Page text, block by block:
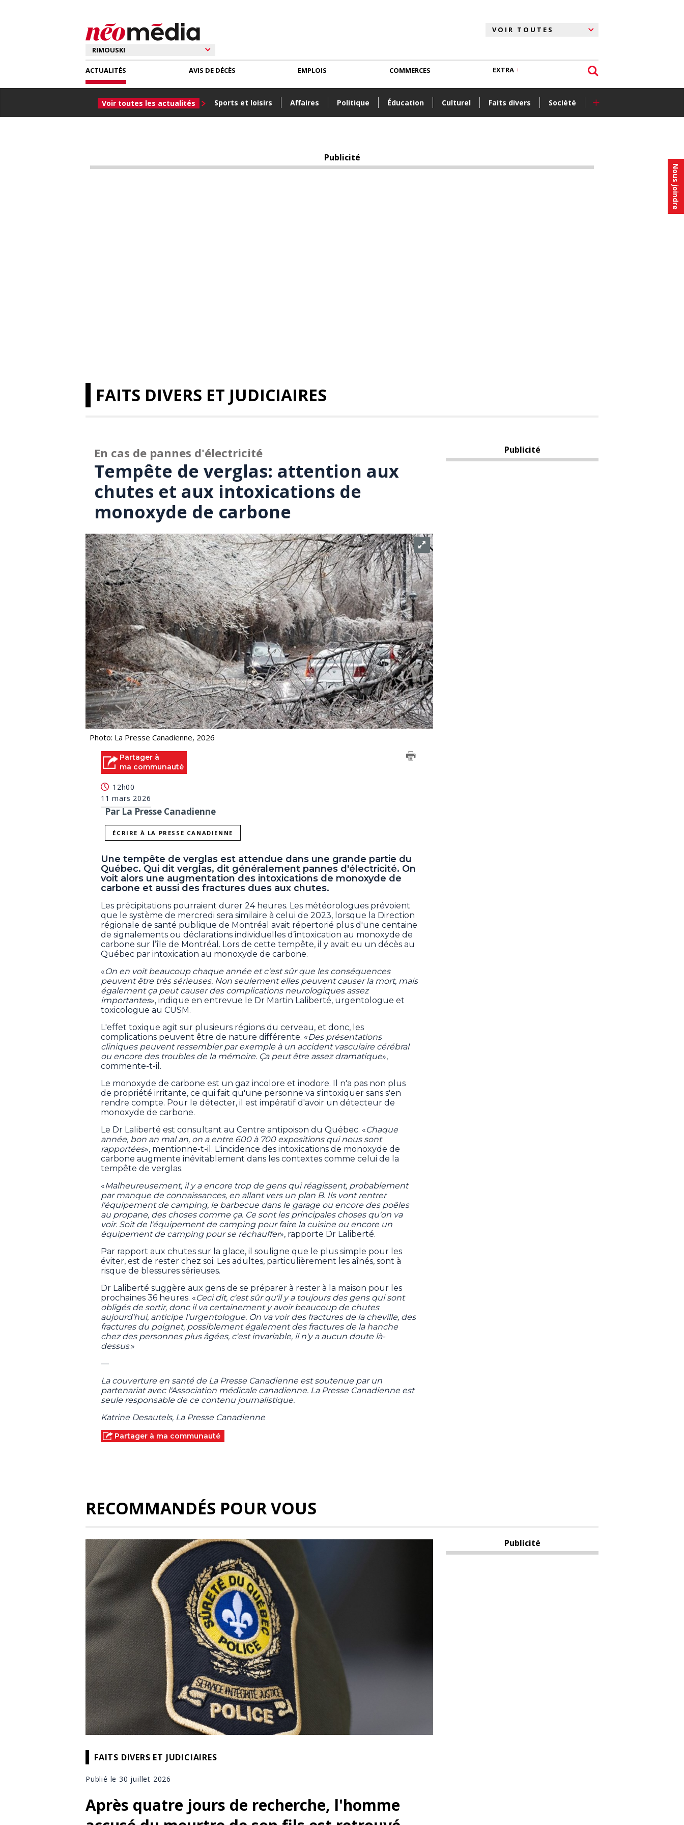
Nous joindre
ACTUALITÉS
Voir toutes les actualités Sports et loisirs Affaires Politique Éducation Culturel Faits divers Société +
AVIS DE DÉCÈS EMPLOIS COMMERCES EXTRA
Publicité
FAITS DIVERS ET JUDICIAIRES
En cas de pannes d'électricité
Tempête de verglas: attention aux
chutes et aux intoxications de
monoxyde de carbone
Photo: La Presse Canadienne, 2026
Partager à
ma communauté
12h00
11 mars 2026
Par La Presse Canadienne
ÉCRIRE À LA PRESSE CANADIENNE
Une tempête de verglas est attendue dans une grande partie du
Québec. Qui dit verglas, dit généralement pannes d'électricité. On
voit alors une augmentation des intoxications de monoxyde de
carbone et aussi des fractures dues aux chutes.
Les précipitations pourraient durer 24 heures. Les météorologues prévoient
que le système de mercredi sera similaire à celui de 2023, lorsque la Direction
régionale de santé publique de Montréal avait répertorié plus d'une centaine
de signalements ou déclarations individuelles d’intoxication au monoxyde de
carbone sur l’île de Montréal. Lors de cette tempête, il y avait eu un décès au
Québec par intoxication au monoxyde de carbone.
«On en voit beaucoup chaque année et c'est sûr que les conséquences
peuvent être très sérieuses. Non seulement elles peuvent causer la mort, mais
également ça peut causer des complications neurologiques assez
importantes», indique en entrevue le Dr Martin Laliberté, urgentologue et
toxicologue au CUSM.
L'effet toxique agit sur plusieurs régions du cerveau, et donc, les
complications peuvent être de nature différente. «Des présentations
cliniques peuvent ressembler par exemple à un accident vasculaire cérébral
ou encore des troubles de la mémoire. Ça peut être assez dramatique»,
commente-t-il.
Le monoxyde de carbone est un gaz incolore et inodore. Il n'a pas non plus
de propriété irritante, ce qui fait qu'une personne va s'intoxiquer sans s'en
rendre compte. Pour le détecter, il est impératif d'avoir un détecteur de
monoxyde de carbone.
Le Dr Laliberté est consultant au Centre antipoison du Québec. «Chaque
année, bon an mal an, on a entre 600 à 700 expositions qui nous sont
rapportées», mentionne-t-il. L'incidence des intoxications de monoxyde de
carbone augmente inévitablement dans les contextes comme celui de la
tempête de verglas.
«Malheureusement, il y a encore trop de gens qui réagissent, probablement
par manque de connaissances, en allant vers un plan B. Ils vont rentrer
l'équipement de camping, le barbecue dans le garage ou encore des poêles
au propane, des choses comme ça. Ce sont les principales choses qu'on va
voir. Soit de l'équipement de camping pour faire la cuisine ou encore un
équipement de camping pour se réchauffer», rapporte Dr Laliberté.
Par rapport aux chutes sur la glace, il souligne que le plus simple pour les
éviter, est de rester chez soi. Les adultes, particulièrement les aînés, sont à
risque de blessures sérieuses.
Dr Laliberté suggère aux gens de se préparer à rester à la maison pour les
prochaines 36 heures. «Ceci dit, c'est sûr qu'il y a toujours des gens qui sont
obligés de sortir, donc il va certainement y avoir beaucoup de chutes
aujourd'hui, anticipe l'urgentologue. On va voir des fractures de la cheville, des
fractures du poignet, possiblement également des fractures de la hanche
chez des personnes plus âgées, c'est invariable, il n'y a aucun doute là-
dessus.»
—
La couverture en santé de La Presse Canadienne est soutenue par un
partenariat avec l'Association médicale canadienne. La Presse Canadienne est
seule responsable de ce contenu journalistique.
Katrine Desautels, La Presse Canadienne
Partager à ma communauté
Publicité
RECOMMANDÉS POUR VOUS
FAITS DIVERS ET JUDICIAIRES
Publié le 30 juillet 2026
Après quatre jours de recherche, l'homme
Publicité